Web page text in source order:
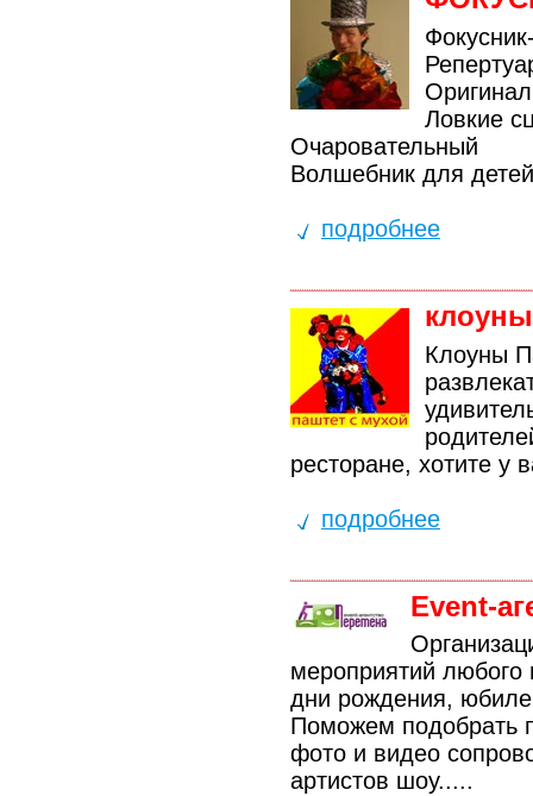
Ловкие
Очаровательный
Волшебник для
подробнее
Клоуны
ресторане, хотите у
подробнее
Event-
мероприятий любого
дни рождения,
Поможем подобрать
фото и видео
артистов шоу.....